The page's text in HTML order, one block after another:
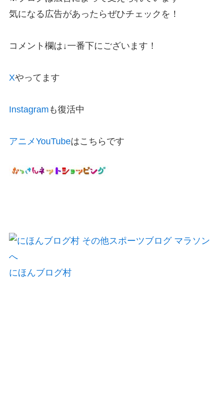
気になる広告があったらぜひチェックを！
コメント欄は↓一番下にございます！
Xやってます
Instagram も復活中
アニメYouTubeはこちらです
にほんブログ村